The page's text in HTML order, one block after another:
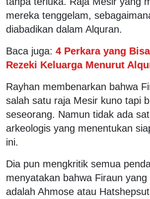
mereka tenggelam,
diabadikan dalam Alquran.
Baca juga: 4 Perkara yang
Rezeki Keluarga Menurut
Rayhan membenarkan bahwa
salah satu raja Mesir kuno tapi
seseorang. Namun tidak ada
arkeologis yang menentukan
ini.
Dia pun mengkritik semua
menyatakan bahwa Firaun
adalah Ahmose atau